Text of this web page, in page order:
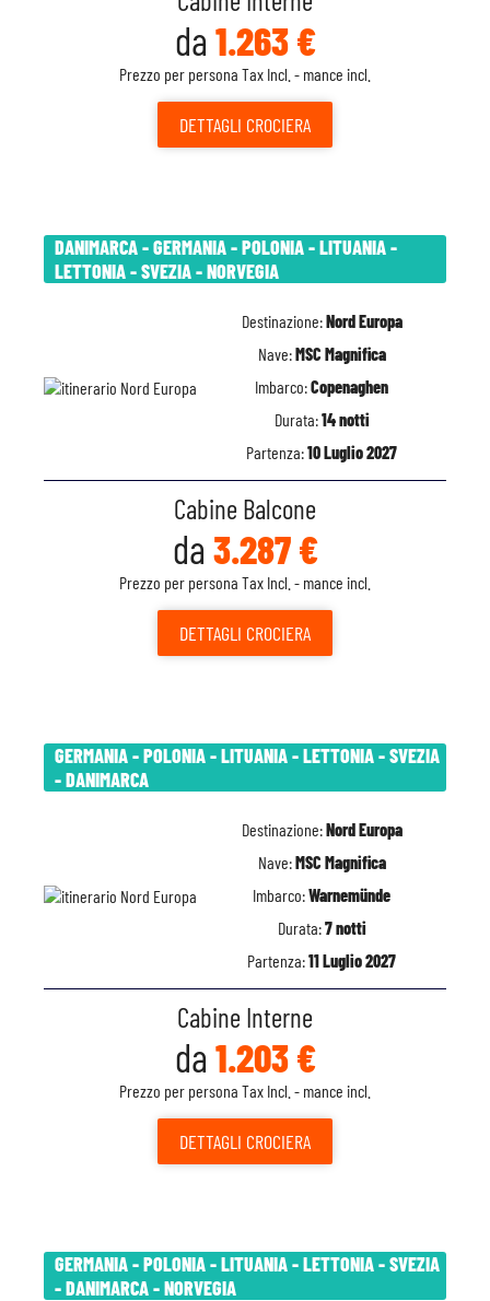
da 1.263 €
Prezzo per persona Tax Incl. - mance incl.
DETTAGLI CROCIERA
DANIMARCA - GERMANIA - POLONIA - LITUANIA -
LETTONIA - SVEZIA - NORVEGIA
Destinazione:Nord Europa
Nave:MSC Magnifica
Imbarco:Copenaghen
Durata:14 notti
Partenza:10 Luglio 2027
Cabine Balcone
da 3.287 €
Prezzo per persona Tax Incl. - mance incl.
DETTAGLI CROCIERA
GERMANIA - POLONIA - LITUANIA - LETTONIA - SVEZIA
- DANIMARCA
Destinazione:Nord Europa
Nave:MSC Magnifica
Imbarco:Warnemünde
Durata:7 notti
Partenza:11 Luglio 2027
Cabine Interne
da 1.203 €
Prezzo per persona Tax Incl. - mance incl.
DETTAGLI CROCIERA
GERMANIA - POLONIA - LITUANIA - LETTONIA - SVEZIA
- DANIMARCA - NORVEGIA